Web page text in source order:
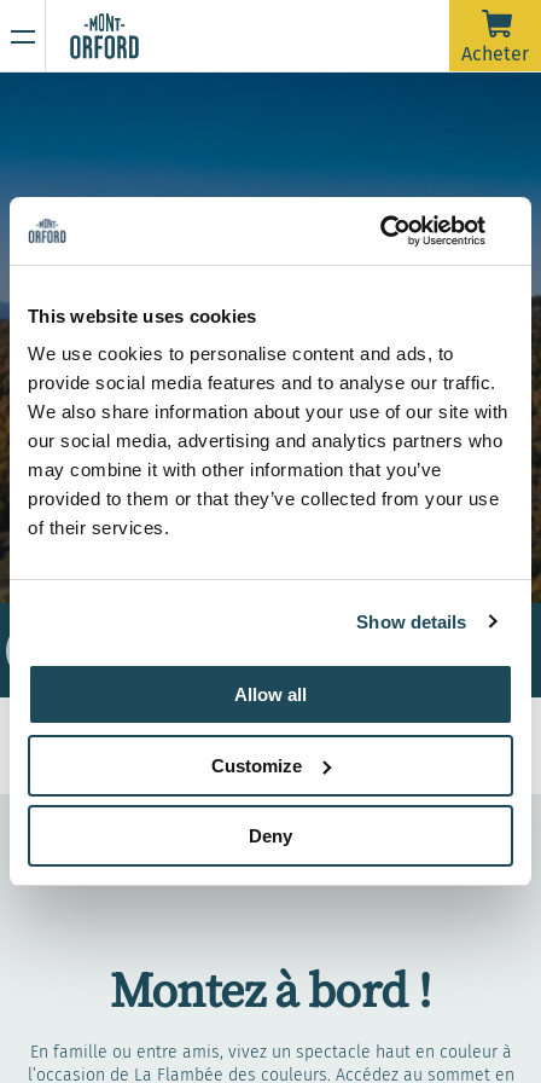
This website uses cookies
We use cookies to personalise content and ads, to
provide social media features and to analyse our traffic.
We also share information about your use of our site with
our social media, advertising and analytics partners who
may combine it with other information that you’ve
provided to them or that they’ve collected from your use
of their services.
Show details
Allow all
Customize
Deny
Acheter
La flambée des couleurs
DU 18 SEPTEMBRE AU 18 OCTOBRE
hybride
18-19-20 (Grande Coulée), 26-27 septembre 2026
2-3-4-5 octobre, 9-10-11-12 octobre, 17-18 octobre
2026
Montez à bord !
En famille ou entre amis, vivez un spectacle haut en couleur à
l’occasion de La Flambée des couleurs. Accédez au sommet en
La saison 2025-26 est officiellement terminée.
Malheureusement, avec la pluie de la dernière semaine et
prévue jusqu'à samedi matin, les pistes nécessiteraient
grand merci à tous les skieurs qui nous ont accompagnés
durant ces plus de 120 jours d'ouverture cette saison.
maintenant fermée à toute activité sportive incluant la
Restez à l’affût de nos prochaines communications pour
connaître la date d’ouverture de la saison estivale de
randonnée.
Merci de votre compréhension et à l'an prochain !